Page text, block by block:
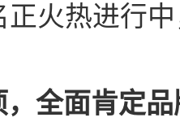
正火热进行
全面肯定